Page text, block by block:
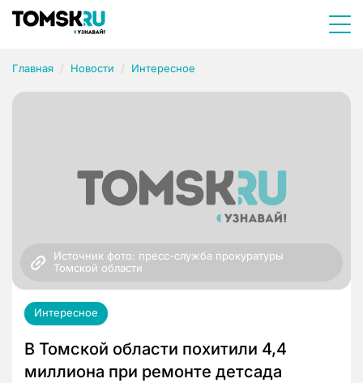
Главная Новости Интересное
Источник фото: пресс-служба прокуратуры
Томской области
Интересное
В Томской области похитили 4,4
миллиона при ремонте детсада